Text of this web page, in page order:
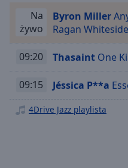
Playback
Rate
Chapters
Descriptions
Na
żywo
Byron Miller
Ragan
09:20 Thasaint One
09:15 Jéssica P**a
4Drive Jazz playlista